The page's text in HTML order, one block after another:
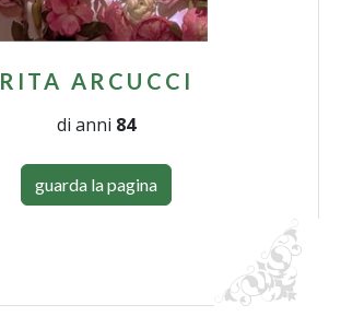
RITA ARCUCCI
di anni 84
guarda la pagina